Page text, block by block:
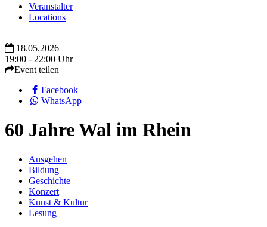
Veranstalter
Locations
18.05.2026
19:00 - 22:00 Uhr
Event teilen
Facebook
WhatsApp
60 Jahre Wal im Rhein
Ausgehen
Bildung
Geschichte
Konzert
Kunst & Kultur
Lesung